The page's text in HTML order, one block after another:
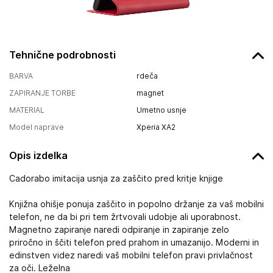
Tehnične podrobnosti
BARVA
rdeča
ZAPIRANJE TORBE
magnet
MATERIAL
Umetno usnje
Model naprave
Xperia XA2
Opis izdelka
Cadorabo imitacija usnja za zaščito pred kritje knjige
Knjižna ohišje ponuja zaščito in popolno držanje za vaš mobilni
telefon, ne da bi pri tem žrtvovali udobje ali uporabnost.
Magnetno zapiranje naredi odpiranje in zapiranje zelo
priročno in ščiti telefon pred prahom in umazanijo. Moderni in
edinstven videz naredi vaš mobilni telefon pravi privlačnost
za oči. Leželna